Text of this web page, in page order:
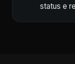
status e